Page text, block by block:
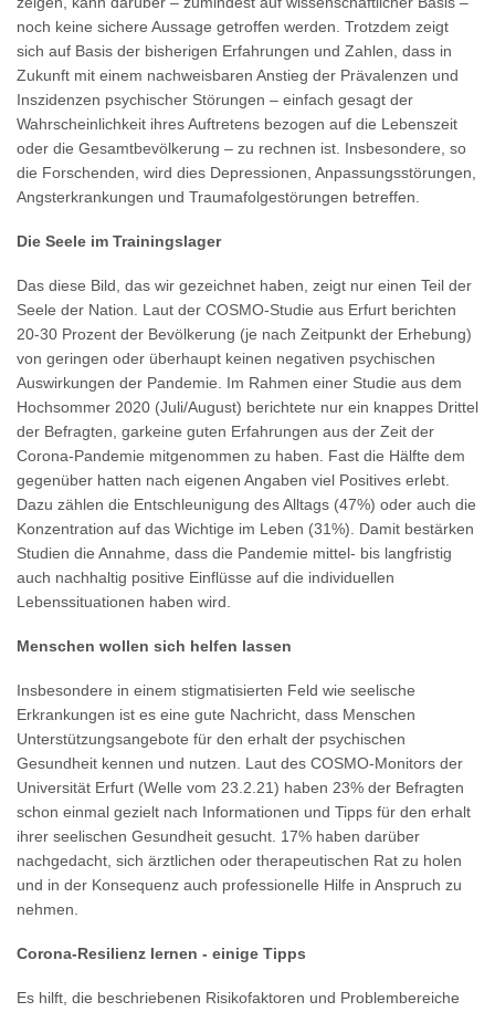
noch keine sichere Aussage getroffen werden. Trotzdem zeigt
sich auf Basis der bisherigen Erfahrungen und Zahlen, dass in
Zukunft mit einem nachweisbaren Anstieg der Prävalenzen und
Inszidenzen psychischer Störungen – einfach gesagt der
Wahrscheinlichkeit ihres Auftretens bezogen auf die Lebenszeit
oder die Gesamtbevölkerung – zu rechnen ist. Insbesondere, so
die Forschenden, wird dies Depressionen, Anpassungsstörungen,
Angsterkrankungen und Traumafolgestörungen betreffen.
Die Seele im Trainingslager
Das diese Bild, das wir gezeichnet haben, zeigt nur einen Teil der
Seele der Nation. Laut der COSMO-Studie aus Erfurt berichten
20-30 Prozent der Bevölkerung (je nach Zeitpunkt der Erhebung)
von geringen oder überhaupt keinen negativen psychischen
Auswirkungen der Pandemie. Im Rahmen einer Studie aus dem
Hochsommer 2020 (Juli/August) berichtete nur ein knappes Drittel
der Befragten, garkeine guten Erfahrungen aus der Zeit der
Corona-Pandemie mitgenommen zu haben. Fast die Hälfte dem
gegenüber hatten nach eigenen Angaben viel Positives erlebt.
Dazu zählen die Entschleunigung des Alltags (47%) oder auch die
Konzentration auf das Wichtige im Leben (31%). Damit bestärken
Studien die Annahme, dass die Pandemie mittel- bis langfristig
auch nachhaltig positive Einflüsse auf die individuellen
Lebenssituationen haben wird.
Menschen wollen sich helfen lassen
Insbesondere in einem stigmatisierten Feld wie seelische
Erkrankungen ist es eine gute Nachricht, dass Menschen
Unterstützungsangebote für den erhalt der psychischen
Gesundheit kennen und nutzen. Laut des COSMO-Monitors der
Universität Erfurt (Welle vom 23.2.21) haben 23% der Befragten
schon einmal gezielt nach Informationen und Tipps für den erhalt
ihrer seelischen Gesundheit gesucht. 17% haben darüber
nachgedacht, sich ärztlichen oder therapeutischen Rat zu holen
und in der Konsequenz auch professionelle Hilfe in Anspruch zu
nehmen.
Corona-Resilienz lernen - einige Tipps
Es hilft, die beschriebenen Risikofaktoren und Problembereiche